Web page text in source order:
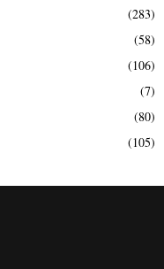
(283)
(58)
(106)
(7)
(80)
(105)